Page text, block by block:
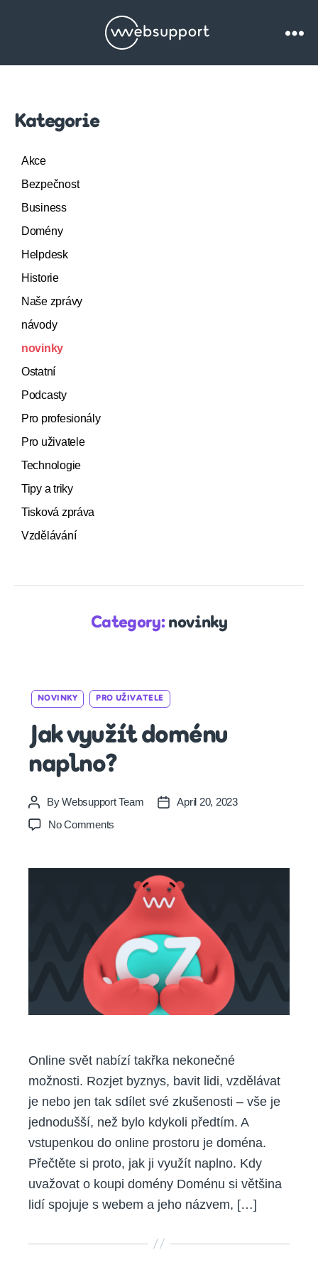
Websupport.cz
Kategorie
Akce
Bezpečnost
Business
Domény
Helpdesk
Historie
Naše zprávy
návody
novinky
Ostatní
Podcasty
Pro profesionály
Pro uživatele
Technologie
Tipy a triky
Tisková zpráva
Vzdělávání
Category: novinky
Categories
NOVINKY PRO UŽIVATELE
Jak využít doménu
naplno?
Post
author
ByWebsupport Team
PostApril 20, 2023
No Comments
doménu
naplno?
Online svět nabízí takřka nekonečné
možnosti. Rozjet byznys, bavit lidi, vzdělávat
je nebo jen tak sdílet své zkušenosti – vše je
jednodušší, než bylo kdykoli předtím. A
vstupenkou do online prostoru je doména.
Přečtěte si proto, jak ji využít naplno. Kdy
uvažovat o koupi domény Doménu si většina
lidí spojuje s webem a jeho názvem, […]